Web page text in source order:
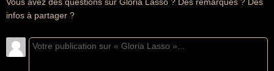
infos à partager ?